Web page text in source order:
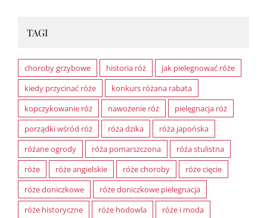
TAGI
choroby grzybowe historia róż
jak pielegnować róże
kiedy przycinać róże
konkurs różana rabata
kopczykowanie róż
nawożenie róż
pielęgnacja róż
porządki wśród róż
róża dzika
róża japońska
różane ogrody
róża pomarszczona
róża stulistna
róże
róże angielskie róże choroby
róże cięcie
róże doniczkowe
róże doniczkowe pielegnacja
róże historyczne
róże hodowla
róże i moda